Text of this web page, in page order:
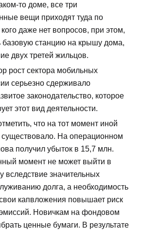
то доме, все три
вещи приходят туда по
даже нет вопросов, при этом,
базовую станцию на крышу дома,
двух третей жильцов.
рост сектора мобильных
серьезно сдерживало
законодательство, которое
этот вид деятельности.
что на тот момент иной
существовало. На операционном
получил убыток в 15,7 млн.
момент не может выйти в
вследствие значительных
долга, а необходимость
капвложения повышает риск
Новичкам на фондовом
ценные бумаги. В результате